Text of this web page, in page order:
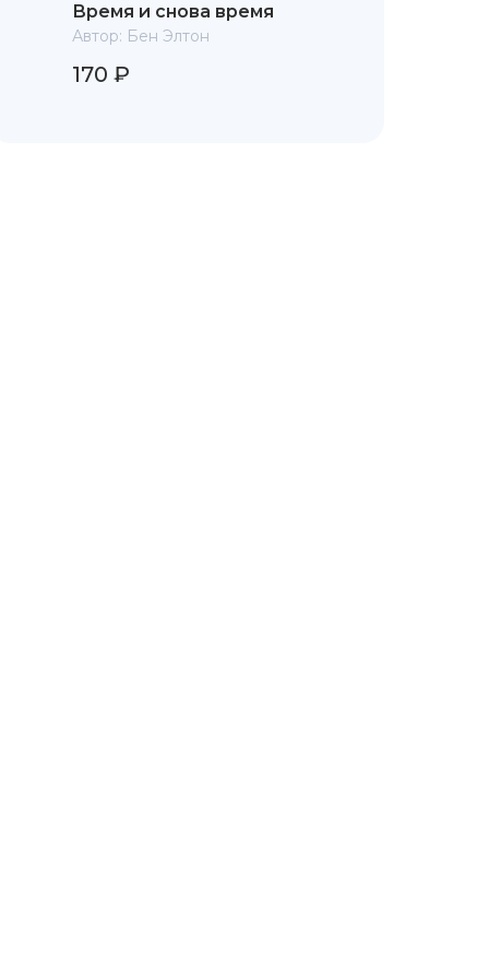
Время и снова время
Автор: Бен Элтон
170 ₽